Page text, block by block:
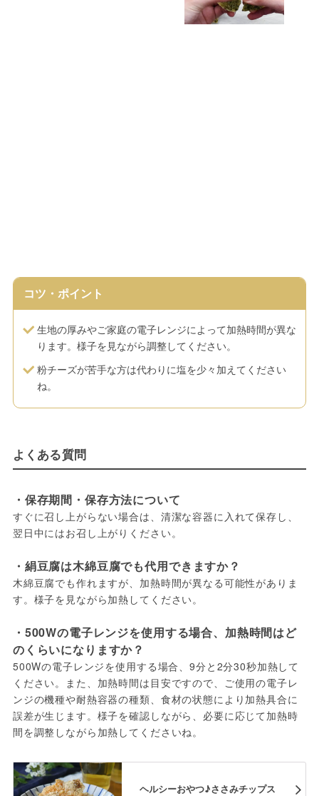
コツ・ポイント
生地の厚みやご家庭の電子レンジによって加熱時間が異な
ります。様子を見ながら調整してください。
粉チーズが苦手な方は代わりに塩を少々加えてください
ね。
よくある質問
・保存期間・保存方法について
すぐに召し上がらない場合は、清潔な容器に入れて保存し、
翌日中にはお召し上がりください。
・絹豆腐は木綿豆腐でも代用できますか？
木綿豆腐でも作れますが、加熱時間が異なる可能性がありま
す。様子を見ながら加熱してください。
・500Wの電子レンジを使用する場合、加熱時間はど
のくらいになりますか？
500Wの電子レンジを使用する場合、9分と2分30秒加熱して
ください。また、加熱時間は目安ですので、ご使用の電子レ
ンジの機種や耐熱容器の種類、食材の状態により加熱具合に
誤差が生じます。様子を確認しながら、必要に応じて加熱時
間を調整しながら加熱してくださいね。
ヘルシーおやつ♪ささみチップス